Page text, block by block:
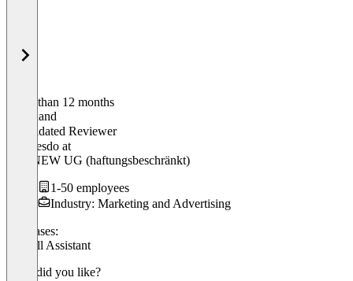
Older than 12 months
Ferdinand
Validated Reviewer
Mr. Desdo at
VALNEW UG (haftungsbeschränkt)
1-50 employees
Industry: Marketing and Advertising
Use cases:
AI Call Assistant
What did you like?